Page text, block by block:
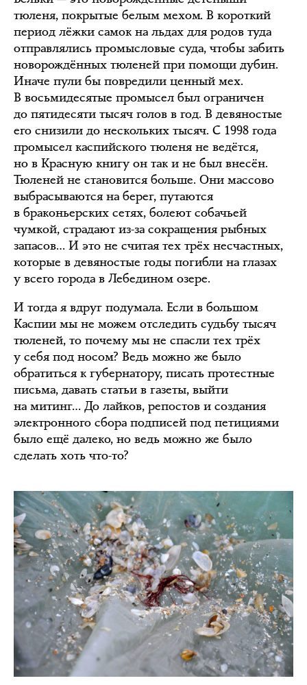
тюленя, покрытые белым мехом. В короткий
период лёжки самок на льдах для родов туда
отправлялись промысловые суда, чтобы забить
новорождённых тюленей при помощи дубин.
Иначе пули бы повредили ценный мех.
В восьмидесятые промысел был ограничен
до пятидесяти тысяч голов в год. В девяностые
его снизили до нескольких тысяч. С 1998 года
промысел каспийского тюленя не ведётся,
но в Красную книгу он так и не был внесён.
Тюленей не становится больше. Они массово
выбрасываются на берег, путаются
в браконьерских сетях, болеют собачьей
чумкой, страдают из-за сокращения рыбных
запасов… И это не считая тех трёх несчастных,
которые в девяностые годы погибли на глазах
у всего города в Лебедином озере.
И тогда я вдруг подумала. Если в большом
Каспии мы не можем отследить судьбу тысяч
тюленей, то почему мы не спасли тех трёх
у себя под носом? Ведь можно же было
обратиться к губернатору, писать протестные
письма, давать статьи в газеты, выйти
на митинг… До лайков, репостов и создания
электронного сбора подписей под петициями
было ещё далеко, но ведь можно же было
сделать хоть что-то?